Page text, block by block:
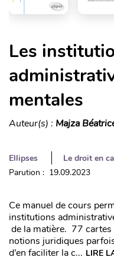
Les
mentales
Auteur(s) : Majza
Ellipses
Le droit en
Parution : 19.09.2023
Ce manuel de cours
institutions
de la matière. 77
notions juridiques
d’en faciliter la c... LIRE